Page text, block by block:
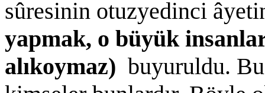
sûresinin otuzyedinci
yapmak, o büyük
alıkoymaz) buyuruldu.